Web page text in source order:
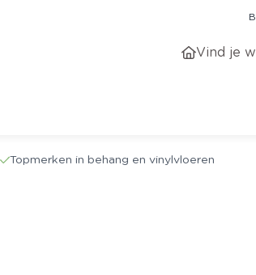
Vind je
Topmerken in behang en vinylvloeren